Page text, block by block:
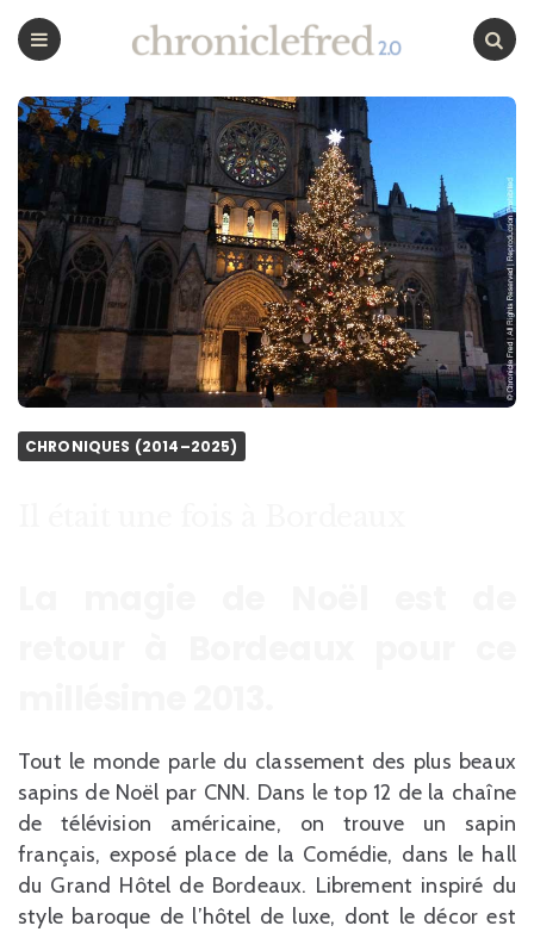
CHRONICLEFRED
CHRONIQUES (2014–2025)
Tout le monde parle du classement des plus beaux
sapins de Noël par CNN. Dans le top 12 de la chaîne
de télévision américaine, on trouve un sapin
français, exposé place de la Comédie, dans le hall
du Grand Hôtel de Bordeaux. Librement inspiré du
style baroque de l’hôtel de luxe, dont le décor est